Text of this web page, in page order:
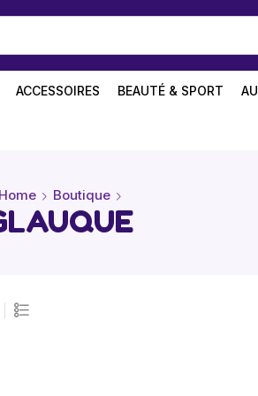
ACCESSOIRES BEAUTÉ & SPORT
Home Boutique